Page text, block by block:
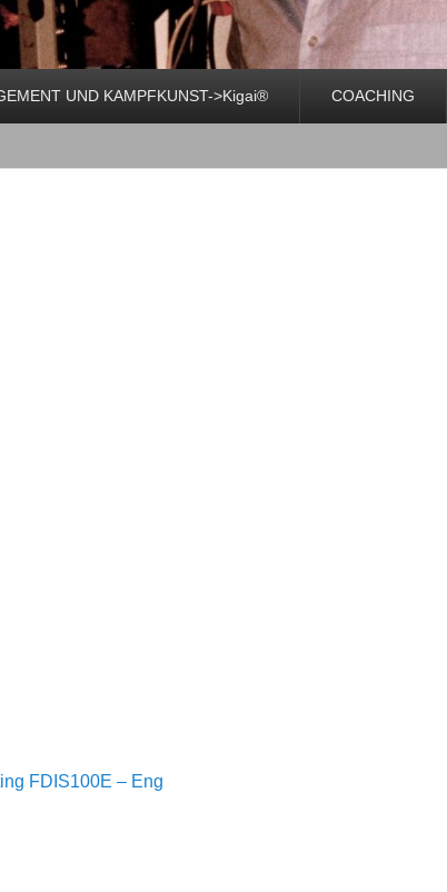
UND KAMPFKUNST->Kigai® COACHING
FDIS100E – Eng